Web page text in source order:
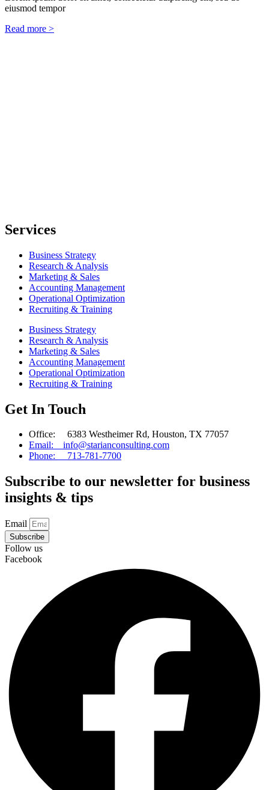
eiusmod tempor
Read more >
Services
Business Strategy
Research & Analysis
Marketing & Sales
Accounting Management
Operational Optimization
Recruiting & Training
Business Strategy
Research & Analysis
Marketing & Sales
Accounting Management
Operational Optimization
Recruiting & Training
Get In Touch
Office: 6383 Westheimer Rd, Houston, TX 77057
Email: info@starianconsulting.com
Phone: 713-781-7700
Subscribe to our newsletter for business
insights & tips
Email
Subscribe
Follow us
Facebook